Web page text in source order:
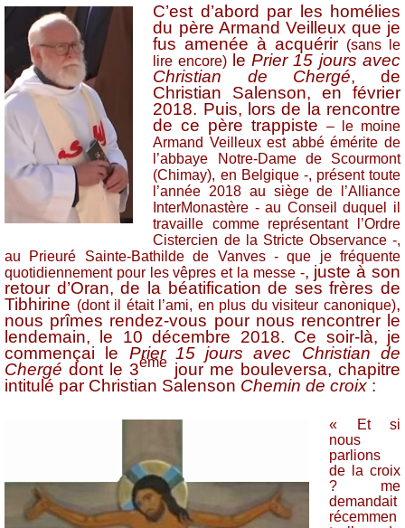
C’est d’abord par les homélies
du père Armand Veilleux que je
fus amenée à acquérir (sans le
lire encore)lePrier 15 jours avec
Christian de Chergé, de
Christian Salenson, en février
2018. Puis, lors de la rencontre
de ce père trappiste– le moine
Armand Veilleux est abbé émérite de
l’abbaye Notre-Dame de Scourmont
(Chimay), en Belgique -, présent toute
l’année 2018 au siège de l’Alliance
InterMonastère - au Conseil duquel il
travaille comme représentant l’Ordre
Cistercien de la Stricte Observance -,
au Prieuré Sainte-Bathilde de Vanves - que je fréquente
quotidiennement pour les vêpres et la messe -, juste à son
retour d’Oran, de la béatification de ses frères de
Tibhirine (dont il était l’ami, en plus du visiteur canonique),
nous prîmes rendez-vous pour nous rencontrer le
lendemain, le 10 décembre 2018. Ce soir-là, je
commençai le Prier 15 jours avec Christian de
Chergé dont le 3ème jour me bouleversa, chapitre
intitulé par Christian Salenson Chemin de croix :
« Et si
nous
parlions
de la croix
? me
demandait
récemmen